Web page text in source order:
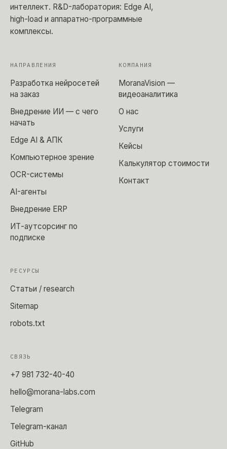
интеллект. R&D-лаборатория: Edge AI,
high-load и аппаратно-программные
комплексы.
НАПРАВЛЕНИЯ
Разработка нейросетей
на заказ
Внедрение ИИ — с чего
начать
Edge AI & АПК
Компьютерное зрение
OCR-системы
AI-агенты
Внедрение ERP
ИТ-аутсорсинг по
подписке
КОМПАНИЯ
MoranaVision —
видеоаналитика
О нас
Услуги
Кейсы
Калькулятор стоимости
Контакт
РЕСУРСЫ
Статьи / research
Sitemap
robots.txt
СВЯЗЬ
+7 981 732-40-40
hello@morana-labs.com
Telegram
Telegram-канал
GitHub